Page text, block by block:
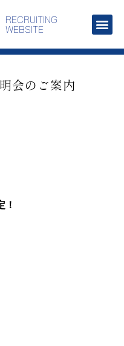
RECRUITING
WEBSITE
会のご案内
！